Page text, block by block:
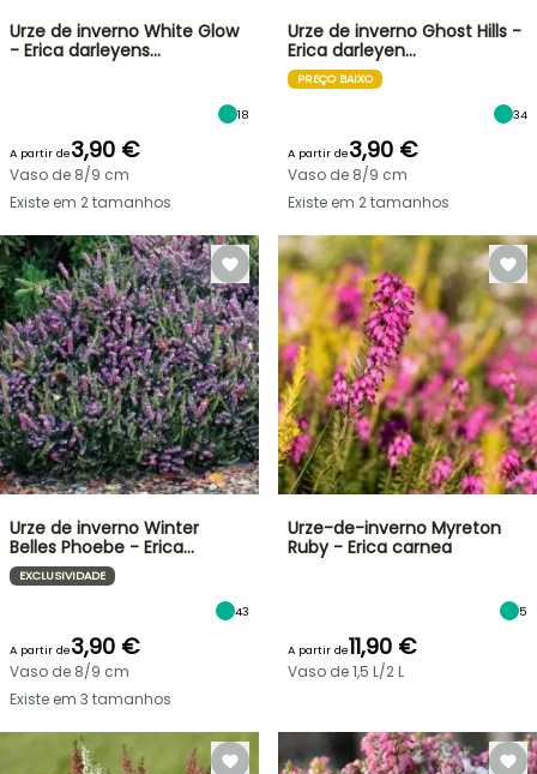
Urze de inverno White Glow
- Erica darleyens…
18
A partir de3,90 €
Vaso de 8/9 cm
Existe em 2 tamanhos
Urze de inverno Ghost Hills -
Erica darleyen…
PREÇO BAIXO
34
A partir de3,90 €
Vaso de 8/9 cm
Existe em 2 tamanhos
Urze de inverno Winter
Belles Phoebe - Erica…
EXCLUSIVIDADE
43
A partir de3,90 €
Vaso de 8/9 cm
Existe em 3 tamanhos
Urze-de-inverno Myreton
Ruby - Erica carnea
5
A partir de11,90 €
Vaso de 1,5 L/2 L